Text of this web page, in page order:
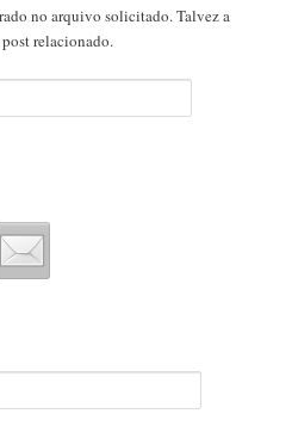
no arquivo solicitado. Talvez a
relacionado.